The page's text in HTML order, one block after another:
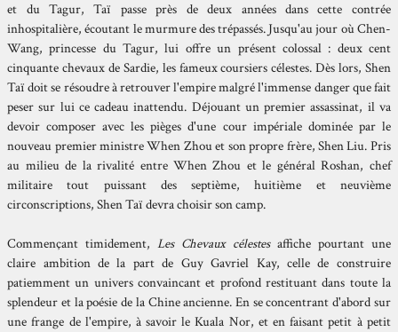
et du Tagur, Taï passe près de deux années dans cette contrée
inhospitalière, écoutant le murmure des trépassés. Jusqu'au jour où Chen-
Wang, princesse du Tagur, lui offre un présent colossal : deux cent
cinquante chevaux de Sardie, les fameux coursiers célestes. Dès lors, Shen
Taï doit se résoudre à retrouver l'empire malgré l'immense danger que fait
peser sur lui ce cadeau inattendu. Déjouant un premier assassinat, il va
devoir composer avec les pièges d'une cour impériale dominée par le
nouveau premier ministre When Zhou et son propre frère, Shen Liu. Pris
au milieu de la rivalité entre When Zhou et le général Roshan, chef
militaire tout puissant des septième, huitième et neuvième
circonscriptions, Shen Taï devra choisir son camp.
Commençant timidement,Les Chevaux célestesaffiche pourtant une
claire ambition de la part de Guy Gavriel Kay, celle de construire
patiemment un univers convaincant et profond restituant dans toute la
splendeur et la poésie de la Chine ancienne. En se concentrant d'abord sur
une frange de l'empire, à savoir le Kuala Nor, et en faisant petit à petit